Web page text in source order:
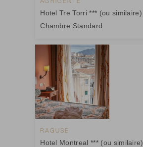
Hotel Tre Torri *** (ou similaire)
Chambre Standard
RAGUSE
Hotel Montreal *** (ou similaire)